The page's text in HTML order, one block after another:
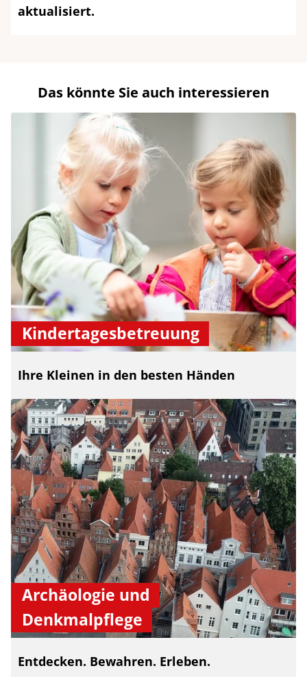
aktualisiert.
Das könnte Sie auch interessieren
Kindertagesbetreuung
Ihre Kleinen in den besten Händen
Archäologie und
Denkmalpflege
Entdecken. Bewahren. Erleben.